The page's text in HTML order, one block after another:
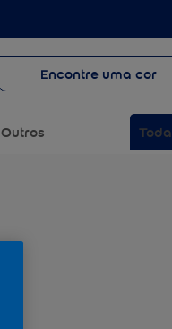
Encontre uma cor
Outros